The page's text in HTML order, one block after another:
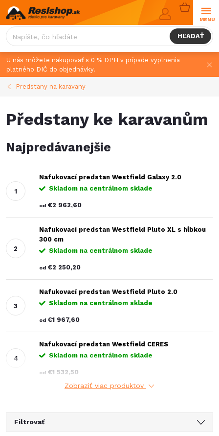
Prejsť
na
obsah
HĽADAŤ
KOŠÍK
U nás môžete nakupovať s 0 % DPH v prípade vyplnenia
platného DIČ do objednávky.
Predstany na karavany
Předstany ke karavanům
Najpredávanejšie
Nafukovací predstan Westfield Galaxy 2.0
Skladom na centrálnom sklade
od €2 962,60
Nafukovací predstan Westfield Pluto XL s hĺbkou
300 cm
Skladom na centrálnom sklade
od €2 250,20
Nafukovací predstan Westfield Pluto 2.0
Skladom na centrálnom sklade
od €1 967,60
Nafukovací predstan Westfield CERES
Skladom na centrálnom sklade
od €1 532,50
Zobraziť viac produktov
Filtrovať